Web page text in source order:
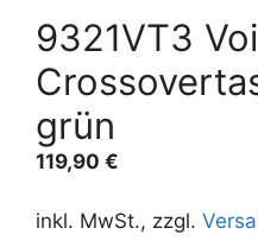
9321VT3 Voi
grün
119,90 €
inkl. MwSt., zzgl.